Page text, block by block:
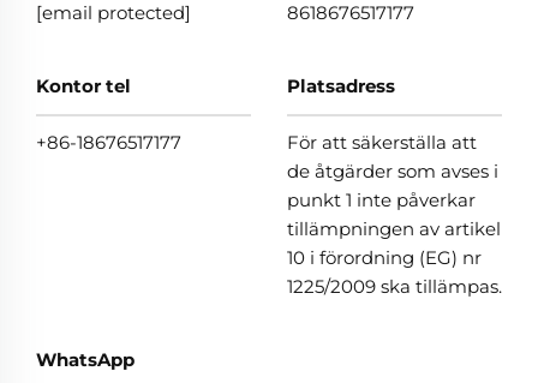
[email protected] 8618676517177
Kontor tel
+86-18676517177
Platsadress
För att säkerställa att
de åtgärder som avses i
punkt 1 inte påverkar
tillämpningen av artikel
10 i förordning (EG) nr
1225/2009 ska tillämpas.
WhatsApp